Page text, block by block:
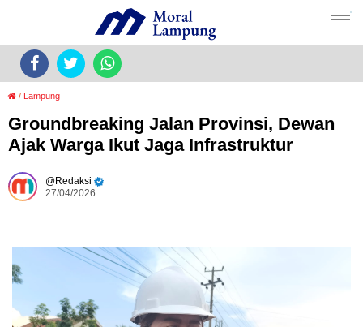
/ Lampung
Groundbreaking Jalan Provinsi, Dewan
Ajak Warga Ikut Jaga Infrastruktur
Redaksi
27/04/2026